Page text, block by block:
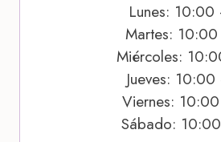
Lunes:
Martes:
Miércoles:
Jueves:
Viernes:
Sábado: